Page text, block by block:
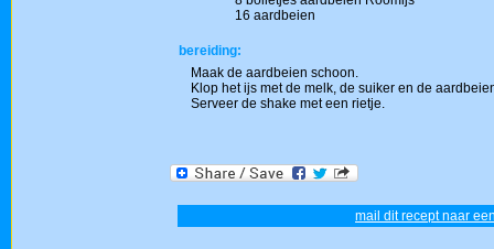
16 aardbeien
bereiding:
Maak de aardbeien schoon.
Klop het ijs met de melk, de suiker en de
Serveer de shake met een rietje.
mail dit recept naar